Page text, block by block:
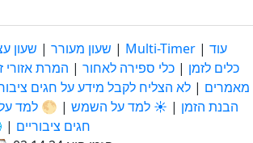
שעון מעורר | שעון | Multi-Timer | עוד
כלים לזמן | כלי ספירה לאחור | המרת אזורי
מאמרים | לא הצליח לקבל מידע על חגים
הבנת הזמן | ☀️ למד על השמש | 🌕 למד
חגים ציבוריים |